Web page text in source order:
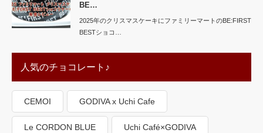
BE…
2025年のクリスマスケーキにファミリーマートのBE:FIRST
BESTショコ…
人気のチョコレート♪
CEMOI GODIVA x Uchi Cafe
Le CORDON BLUE Uchi Café×GODIVA